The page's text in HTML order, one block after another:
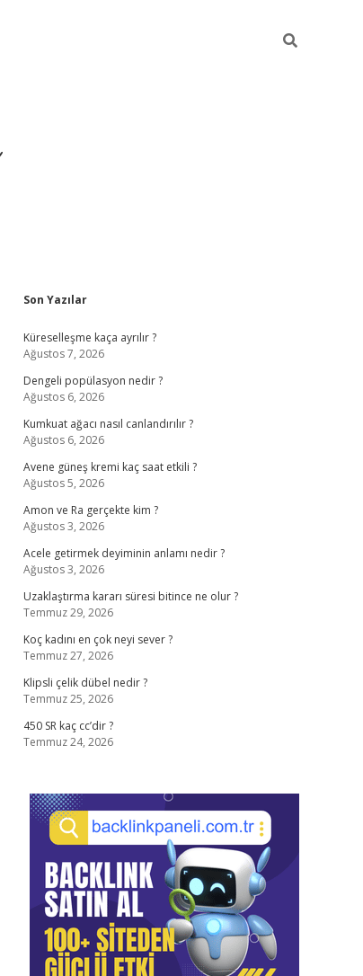
Sidebar
Son Yazılar
Küreselleşme kaça ayrılır ?
Ağustos 7, 2026
Dengeli popülasyon nedir ?
Ağustos 6, 2026
Kumkuat ağacı nasıl canlandırılır ?
Ağustos 6, 2026
Avene güneş kremi kaç saat etkili ?
Ağustos 5, 2026
Amon ve Ra gerçekte kim ?
Ağustos 3, 2026
Acele getirmek deyiminin anlamı nedir ?
Ağustos 3, 2026
Uzaklaştırma kararı süresi bitince ne olur ?
Temmuz 29, 2026
Koç kadını en çok neyi sever ?
Temmuz 27, 2026
Klipsli çelik dübel nedir ?
Temmuz 25, 2026
450 SR kaç cc’dir ?
Temmuz 24, 2026